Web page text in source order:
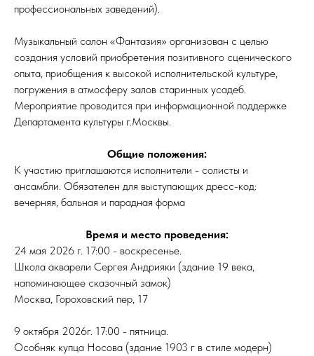
профессиональных заведений).
Музыкальный салон «Фантазия» организован с целью
создания условий приобретения позитивного сценического
опыта, приобщения к высокой исполнительской культуре,
погружения в атмосферу залов старинных усадеб.
Мероприятие проводится при информационной поддержке
Департамента культуры г.Москвы.
Общие положения:
К участию приглашаются исполнители - солисты и
ансамбли. Обязателен для выступающих дресс-код:
вечерняя, бальная и парадная форма
Время и место проведения:
24 мая 2026 г. 17:00 - воскресенье.
Школа акварели Сергея Андрияки (здание 19 века,
напоминающее сказочный замок)
Москва, Гороховский пер, 17
9 октября 2026г. 17:00 - пятница.
Особняк купца Носова (здание 1903 г в стиле модерн)